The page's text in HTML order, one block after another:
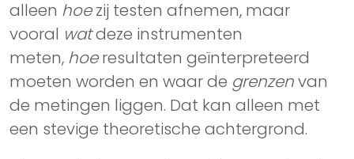
alleen hoezij testen afnemen, maar
vooral watdeze instrumenten
meten, hoeresultaten geïnterpreteerd
moeten worden en waar de grenzenvan
de metingen liggen. Dat kan alleen met
een stevige theoretische achtergrond.